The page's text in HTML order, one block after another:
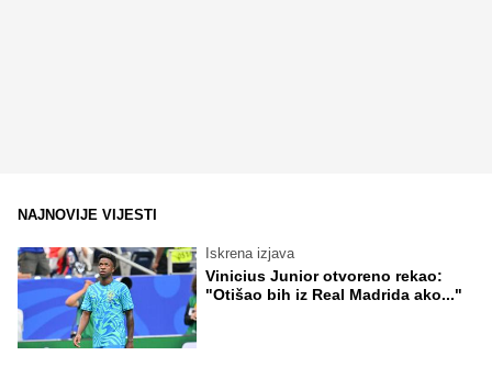
NAJNOVIJE VIJESTI
Iskrena izjava
Vinicius Junior otvoreno rekao:
"Otišao bih iz Real Madrida ako..."